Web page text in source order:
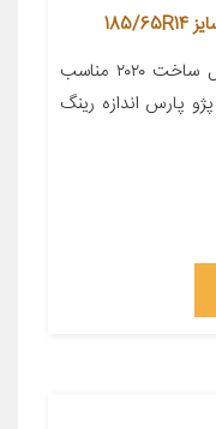
معرفی محصول جزئیات محصول سال ساخت ۲۰۲۰ مناسب
برای خودرو پژو ۲۰۶ پژو ۲۰۷ پژو ۴۰۵ پژو پارس اندازه رینگ